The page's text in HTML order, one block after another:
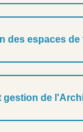
des espaces de
gestion de